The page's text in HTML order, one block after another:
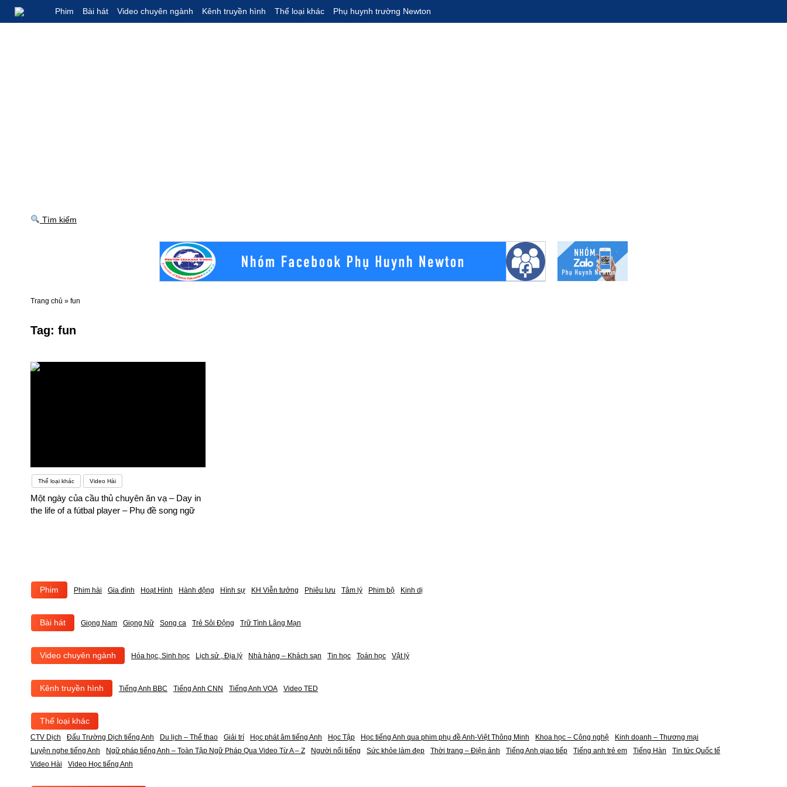
Phim Bài hát Video chuyên ngành Kênh truyền hình Thể loại khác Phụ huynh trường Newton
Tìm kiếm
Trang chủ » fun
Tag: fun
Thể loại khác Video Hài
Một ngày của cầu thủ chuyên ăn vạ – Day in
the life of a fútbal player – Phụ đề song ngữ
Phim Phim hài Gia đình Hoạt Hình Hành động Hình sự KH Viễn tưởng Phiêu lưu Tâm lý Phim bộ Kinh dị
Bài hát Giọng Nam Giọng Nữ Song ca Trẻ Sôi Động Trữ Tình Lãng Mạn
Video chuyên ngành Hóa học, Sinh học Lịch sử , Địa lý Nhà hàng – Khách sạn Tin học Toán học Vật lý
Kênh truyền hình Tiếng Anh BBC Tiếng Anh CNN Tiếng Anh VOA Video TED
Thể loại khác
CTV Dịch Đấu Trường Dịch tiếng Anh Du lịch – Thể thao Giải trí Học phát âm tiếng Anh Học Tập Học tiếng Anh qua phim phụ đề Anh-Việt Thông Minh Khoa học – Công nghệ
Kinh doanh – Thương mại
Luyện nghe tiếng Anh
Ngữ pháp tiếng Anh – Toàn Tập Ngữ Pháp Qua Video Từ A – Z Người nổi tiếng Sức khỏe làm đẹp Thời trang – Điện ảnh Tiếng Anh giao tiếp Tiếng anh trẻ em Tiếng Hàn
Tin tức Quốc tế
Video Hài
Video Học tiếng Anh